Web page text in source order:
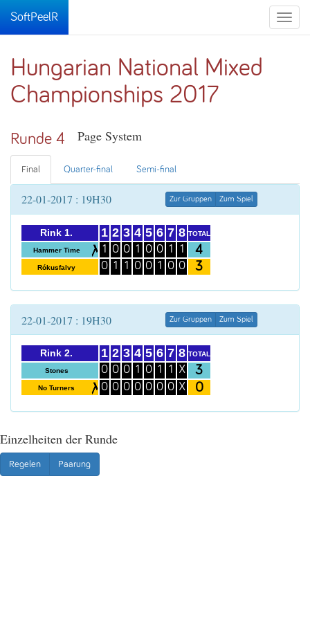
Toggle
SoftPeelR
Hungarian National Mixed
Championships 2017
Runde 4 Page System
Final Quarter-final Semi-final
22-01-2017 : 19H30 Zur Gruppen Zum Spiel
Rink 1.
Hammer Time
Rókusfalvy
1
1
0
2
0
1
3
0
1
4
1
0
5
0
0
6
0
1
7
1
0
8
1
0
TOTAL
4
3
22-01-2017 : 19H30 Zur Gruppen Zum Spiel
Rink 2.
Stones
No Turners
1
0
0
2
0
0
3
0
0
4
1
0
5
0
0
6
1
0
7
1
0
8
X
X
TOTAL
3
0
Einzelheiten der Runde
Regelen Paarung